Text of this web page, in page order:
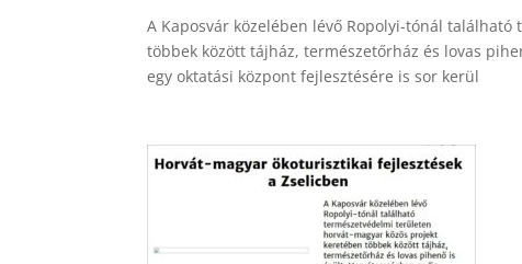
A Kaposvár közelében lévő Ropolyi-tónál
többek között tájház, természetőrház és lovas
egy oktatási központ fejlesztésére is sor kerül